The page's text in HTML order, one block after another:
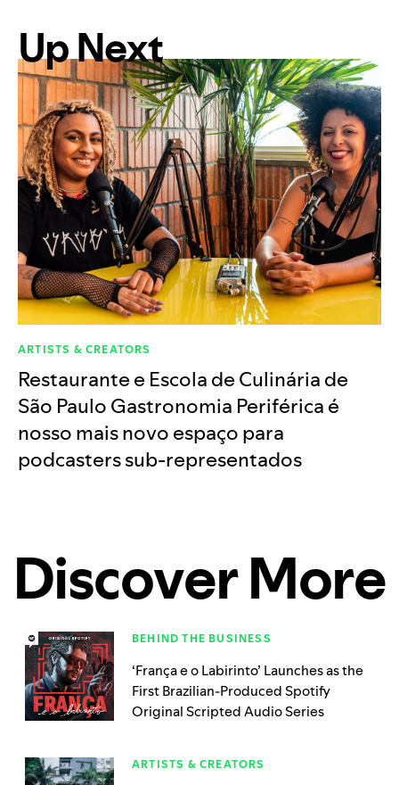
Up Next
ARTISTS & CREATORS
Restaurante e Escola de Culinária de
São Paulo Gastronomia Periférica é
nosso mais novo espaço para
podcasters sub-representados
Discover More
BEHIND THE BUSINESS
‘França e o Labirinto’ Launches as the
First Brazilian-Produced Spotify
Original Scripted Audio Series
ARTISTS & CREATORS